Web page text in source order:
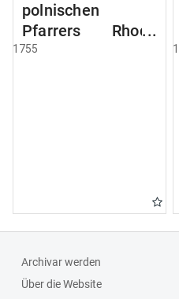
polnischen
Pfarrers Rhode
nach Deutsch
1755
Archivar werden
Über die Website